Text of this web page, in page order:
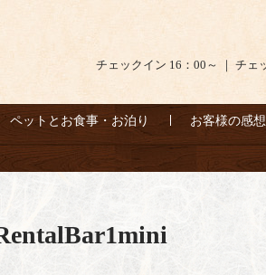
チェックイン 16：00～ ｜ チェ
ペットとお食事・お泊り お客様の感想